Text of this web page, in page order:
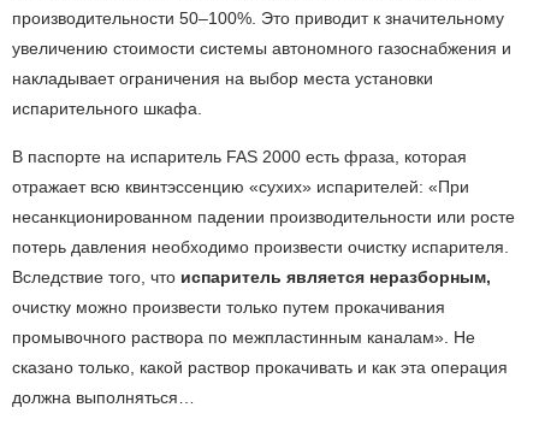
производительности 50–100%. Это приводит к значительному
увеличению стоимости системы автономного газоснабжения и
накладывает ограничения на выбор места установки
испарительного шкафа.
В паспорте на испаритель FAS 2000 есть фраза, которая
отражает всю квинтэссенцию «сухих» испарителей: «При
несанкционированном падении производительности или росте
потерь давления необходимо произвести очистку испарителя.
Вследствие того, что испаритель является неразборным,
очистку можно произвести только путем прокачивания
промывочного раствора по межпластинным каналам». Не
сказано только, какой раствор прокачивать и как эта операция
должна выполняться…